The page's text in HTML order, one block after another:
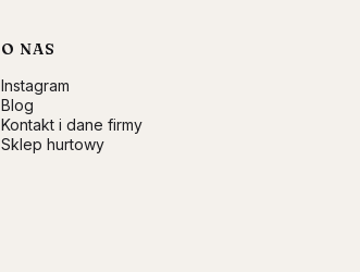
O NAS
Instagram
Blog
Kontakt i dane firmy
Sklep hurtowy